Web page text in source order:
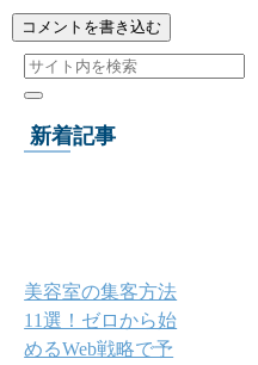
コメントを書き込む
新着記事
美容室の集客方法
11選！ゼロから始
めるWeb戦略で予